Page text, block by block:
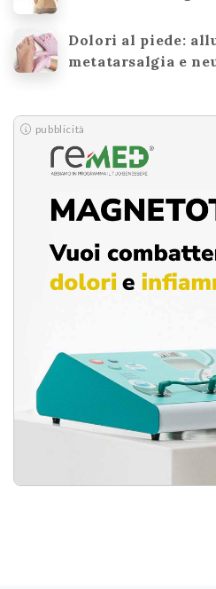
Dolori al piede:
metatarsalgia e
pubblicità